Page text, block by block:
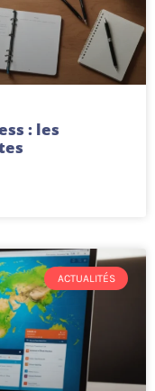
: les
ACTUALITÉS